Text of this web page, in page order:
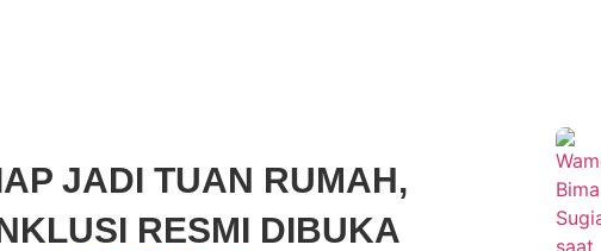
JADI TUAN RUMAH,
RESMI DIBUKA